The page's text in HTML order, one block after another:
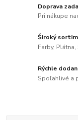
Doprava
Pri nákupe
Široký
Farby,
Rýchle
Spoľahlivé a